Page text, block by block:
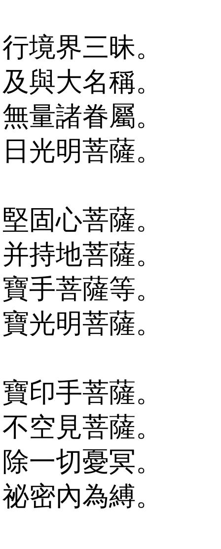
行境界三昧。
及與大名稱。
無量諸眷屬。
日光明菩薩。
堅固心菩薩。
并持地菩薩。
寶手菩薩等。
寶光明菩薩。
寶印手菩薩。
不空見菩薩。
除一切憂冥。
祕密內為縛。